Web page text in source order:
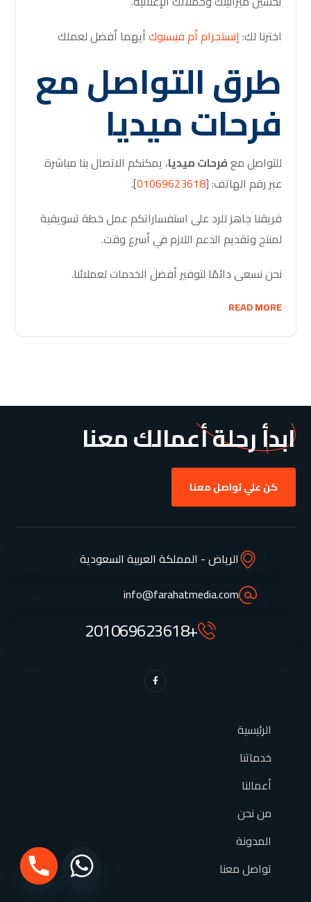
اخترنا لك:إنستجرام أم فيسبوكأيهما أفضل لعملك
طرق التواصل مع
فرحات ميديا
للتواصل معفرحات ميديا، يمكنكم الاتصال بنا مباشرة
عبر رقم الهاتف: [01069623618
].
فريقنا جاهز للرد على استفساراتكمعمل خطة تسويقية
لمنتجوتقديم الدعم اللازم في أسرع وقت.
نحن نسعى دائمًا لتوفير أفضل الخدمات لعملائنا.
READ MORE
ابدأ رحلة أعمالك معنا
كن علي تواصل معنا
الرياض - المملكة العربية السعودية
info@farahatmedia.com
+201069623618
الرئيسية
خدماتنا
أعمالنا
من نحن
المدونة
تواصل معنا